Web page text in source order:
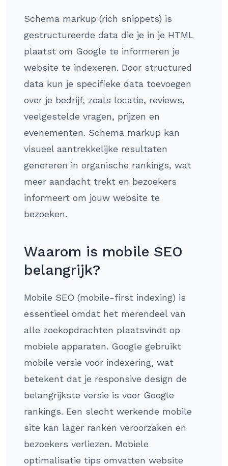
Schema markup (rich snippets) is
gestructureerde data die je in je HTML
plaatst om Google te informeren je
website te indexeren. Door structured
data kun je specifieke data toevoegen
over je bedrijf, zoals locatie, reviews,
veelgestelde vragen, prijzen en
evenementen. Schema markup kan
visueel aantrekkelijke resultaten
genereren in organische rankings, wat
meer aandacht trekt en bezoekers
informeert om jouw website te
bezoeken.
Waarom is mobile SEO
belangrijk?
Mobile SEO (mobile-first indexing) is
essentieel omdat het merendeel van
alle zoekopdrachten plaatsvindt op
mobiele apparaten. Google gebruikt
mobile versie voor indexering, wat
betekent dat je responsive design de
belangrijkste versie is voor Google
rankings. Een slecht werkende mobile
site kan lager ranken veroorzaken en
bezoekers verliezen. Mobiele
optimalisatie tips omvatten website